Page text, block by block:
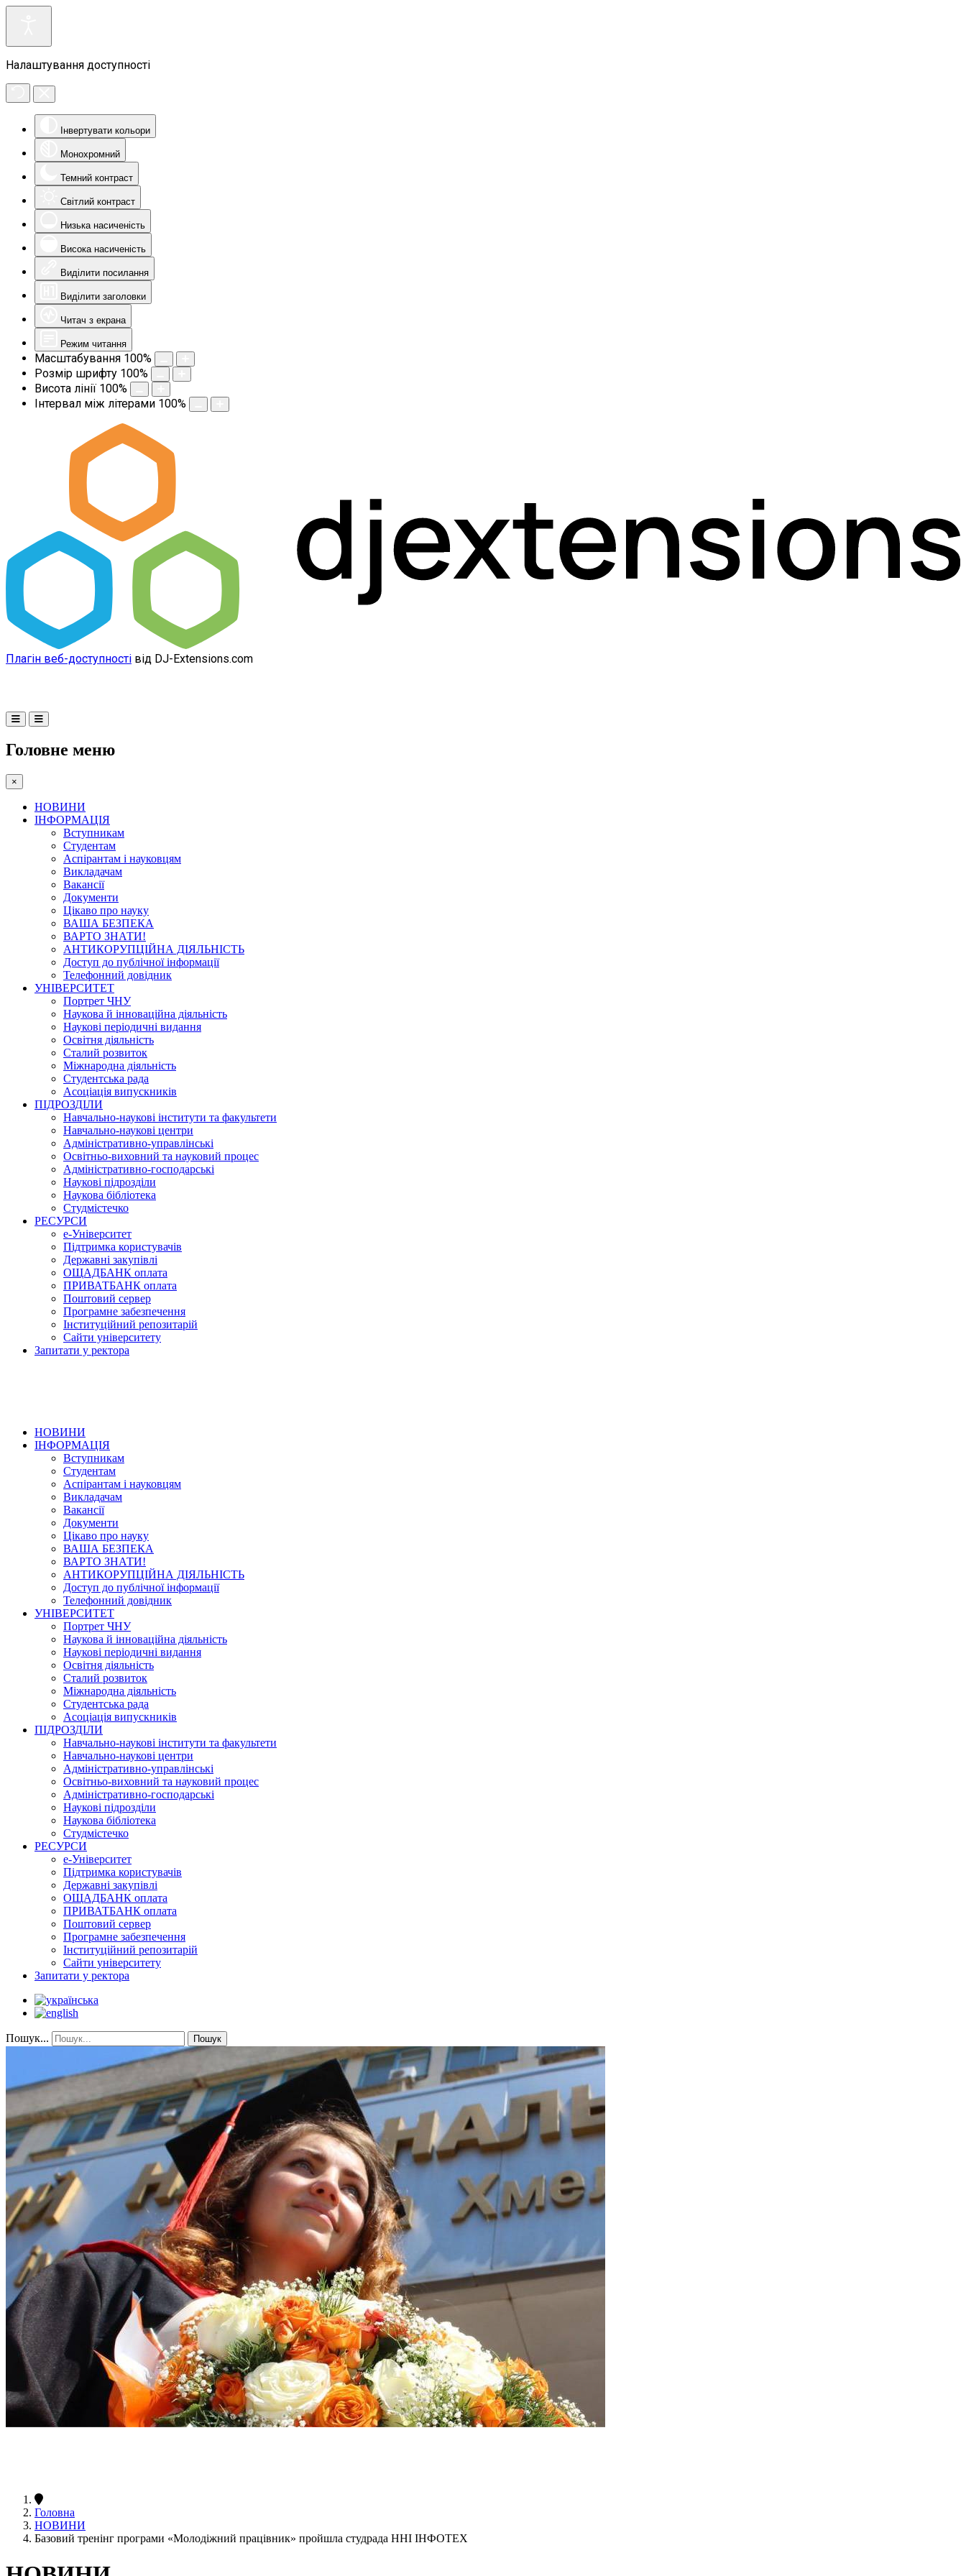
Налаштування доступності
Інвертувати кольори
Монохромний
Темний контраст
Світлий контраст
Низька насиченість
Висока насиченість
Виділити посилання
Виділити заголовки
Читач з екрана
Режим читання
Масштабування 100%
Розмір шрифту 100%
Висота лінії 100%
Інтервал між літерами 100%
Плагін веб-доступності від DJ-Extensions.com
Головне меню
×
НОВИНИ
ІНФОРМАЦІЯ
Вступникам
Студентам
Аспірантам і науковцям
Викладачам
Вакансії
Документи
Цікаво про науку
ВАША БЕЗПЕКА
ВАРТО ЗНАТИ!
АНТИКОРУПЦІЙНА ДІЯЛЬНІСТЬ
Доступ до публічної інформації
Телефонний довідник
УНІВЕРСИТЕТ
Портрет ЧНУ
Наукова й інноваційна діяльність
Наукові періодичні видання
Освітня діяльність
Сталий розвиток
Міжнародна діяльність
Студентська рада
Асоціація випускників
ПІДРОЗДІЛИ
Навчально-наукові інститути та факультети
Навчально-наукові центри
Адміністративно-управлінські
Освітньо-виховний та науковий процес
Адміністративно-господарські
Наукові підрозділи
Наукова бібліотека
Студмістечко
РЕСУРСИ
е-Університет
Підтримка користувачів
Державні закупівлі
ОЩАДБАНК оплата
ПРИВАТБАНК оплата
Поштовий сервер
Програмне забезпечення
Інституційний репозитарій
Сайти університету
Запитати у ректора
НОВИНИ
ІНФОРМАЦІЯ
Вступникам
Студентам
Аспірантам і науковцям
Викладачам
Вакансії
Документи
Цікаво про науку
ВАША БЕЗПЕКА
ВАРТО ЗНАТИ!
АНТИКОРУПЦІЙНА ДІЯЛЬНІСТЬ
Доступ до публічної інформації
Телефонний довідник
УНІВЕРСИТЕТ
Портрет ЧНУ
Наукова й інноваційна діяльність
Наукові періодичні видання
Освітня діяльність
Сталий розвиток
Міжнародна діяльність
Студентська рада
Асоціація випускників
ПІДРОЗДІЛИ
Навчально-наукові інститути та факультети
Навчально-наукові центри
Адміністративно-управлінські
Освітньо-виховний та науковий процес
Адміністративно-господарські
Наукові підрозділи
Наукова бібліотека
Студмістечко
РЕСУРСИ
е-Університет
Підтримка користувачів
Державні закупівлі
ОЩАДБАНК оплата
ПРИВАТБАНК оплата
Поштовий сервер
Програмне забезпечення
Інституційний репозитарій
Сайти університету
Запитати у ректора
Пошук... Пошук
Головна
НОВИНИ
Базовий тренінг програми «Молодіжний працівник» пройшла студрада ННІ ІНФОТЕХ